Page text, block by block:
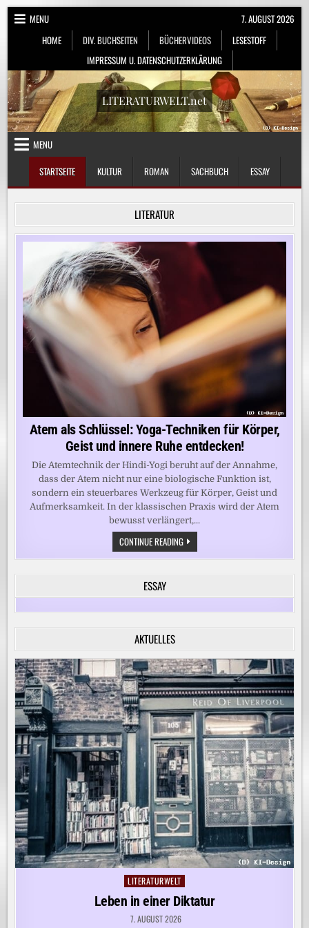
Skip
MENU
HOME
DIV. BUCHSEITEN BÜCHERVIDEOS
LESESTOFF
IMPRESSUM U. DATENSCHUTZERKLÄRUNG
7. AUGUST 2026
LITERATURWELT.net
MENU
STARTSEITE
KULTUR ROMAN SACHBUCH ESSAY
LITERATUR
Atem als Schlüssel: Yoga-Techniken für Körper,
Geist und innere Ruhe entdecken!
Die Atemtechnik der Hindi-Yogi beruht auf der Annahme,
dass der Atem nicht nur eine biologische Funktion ist,
sondern ein steuerbares Werkzeug für Körper, Geist und
Aufmerksamkeit. In der klassischen Praxis wird der Atem
bewusst verlängert,...
CONTINUE READINGATEM
ALS
SCHLÜSSEL:
TECHNIKEN
KÖRPER,
UND
RUHE
ESSAY
AKTUELLES
Posted
in
LITERATURWELT
Leben in einer Diktatur
7. AUGUST 2026